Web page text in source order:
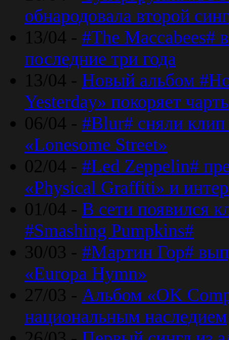
обнародовала второй
13/04 - #The Maccabees#
последние три года
13/04 - Новый альбом
Yesterday» покоряет
06/04 - #Blur# сняли клип
«Lonesome Street»
02/04 - #Led Zeppelin#
«Physical Graffiti» и
01/04 - В сети появился
#Smashing Pumpkins#
30/03 - #Мартин Гор#
«Europa Hymn»
27/03 - Альбом «OK
национальным наследием